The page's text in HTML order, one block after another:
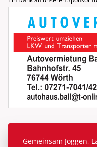
Gemeinsam Joggen,